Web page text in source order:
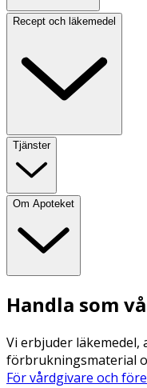
Recept och läkemedel
Tjänster
Om Apoteket
Handla som
Vi erbjuder läkemedel,
förbrukningsmaterial
För vårdgivare och